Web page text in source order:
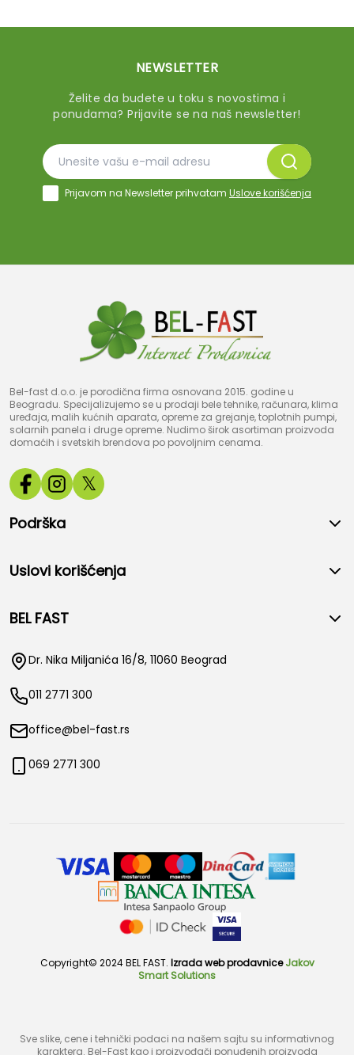
NEWSLETTER
Želite da budete u toku s novostima i
ponudama? Prijavite se na naš newsletter!
Prijavom na Newsletter prihvatam Uslove korišćenja
Bel-fast d.o.o. je porodična firma osnovana 2015. godine u
Beogradu. Specijalizujemo se u prodaji bele tehnike, računara, klima
uređaja, malih kućnih aparata, opreme za grejanje, toplotnih pumpi,
solarnih panela i druge opreme. Nudimo širok asortiman proizvoda
domaćih i svetskih brendova po povoljnim cenama.
𝕏
Podrška
Uslovi korišćenja
BEL FAST
Dr. Nika Miljanića 16/8, 11060 Beograd
011 2771 300
office@bel-fast.rs
069 2771 300
Copyright© 2024 BEL FAST. Izrada web prodavnice Jakov
Smart Solutions
Sve slike, cene i tehnički podaci na našem sajtu su informativnog
karaktera. Bel-Fast kao i proizvođači ponuđenih proizvoda